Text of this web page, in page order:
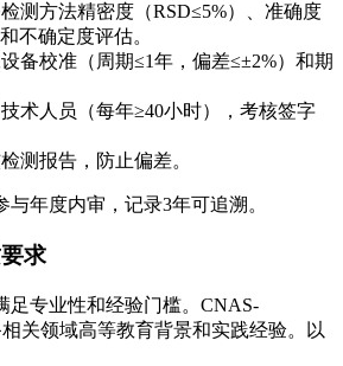
检测方法精密度（RSD≤5%）、准确度
不确定度评估。
设备校准（周期≤1年，偏差≤±2%）和期
技术人员（每年≥40小时），考核签字
测报告，防止偏差。
与年度内审，记录3年可追溯。
求
足专业性和经验门槛。CNAS-
关领域高等教育背景和实践经验。以